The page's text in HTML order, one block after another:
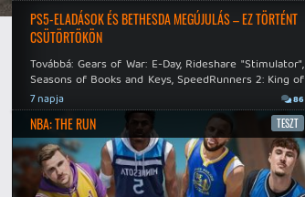
PS5-ELADÁSOK ÉS BETHESDA MEGÚJULÁS – EZ TÖRTÉNT
CSÜTÖRTÖKÖN
Továbbá: Gears of War: E-Day, Rideshare "Stimulator",
Seasons of Books and Keys, SpeedRunners 2: King of
Speed.
7 napja 86
NBA: THE RUN TESZT